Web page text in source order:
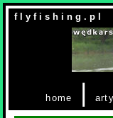
f l y f i s h i n g . p l
home |